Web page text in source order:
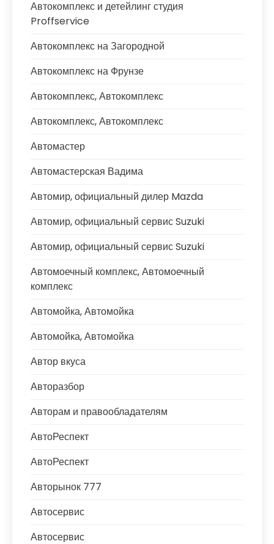
Автокомплекс и детейлинг студия
Proffservice
Автокомплекс на Загородной
Автокомплекс на Фрунзе
Автокомплекс, Автокомплекс
Автокомплекс, Автокомплекс
Автомастер
Автомастерская Вадима
Автомир, официальный дилер Mazda
Автомир, официальный сервис Suzuki
Автомир, официальный сервис Suzuki
Автомоечный комплекс, Автомоечный
комплекс
Автомойка, Автомойка
Автомойка, Автомойка
Автор вкуса
Авторазбор
Авторам и правообладателям
АвтоРеспект
АвтоРеспект
Авторынок 777
Автосервис
Автосервис